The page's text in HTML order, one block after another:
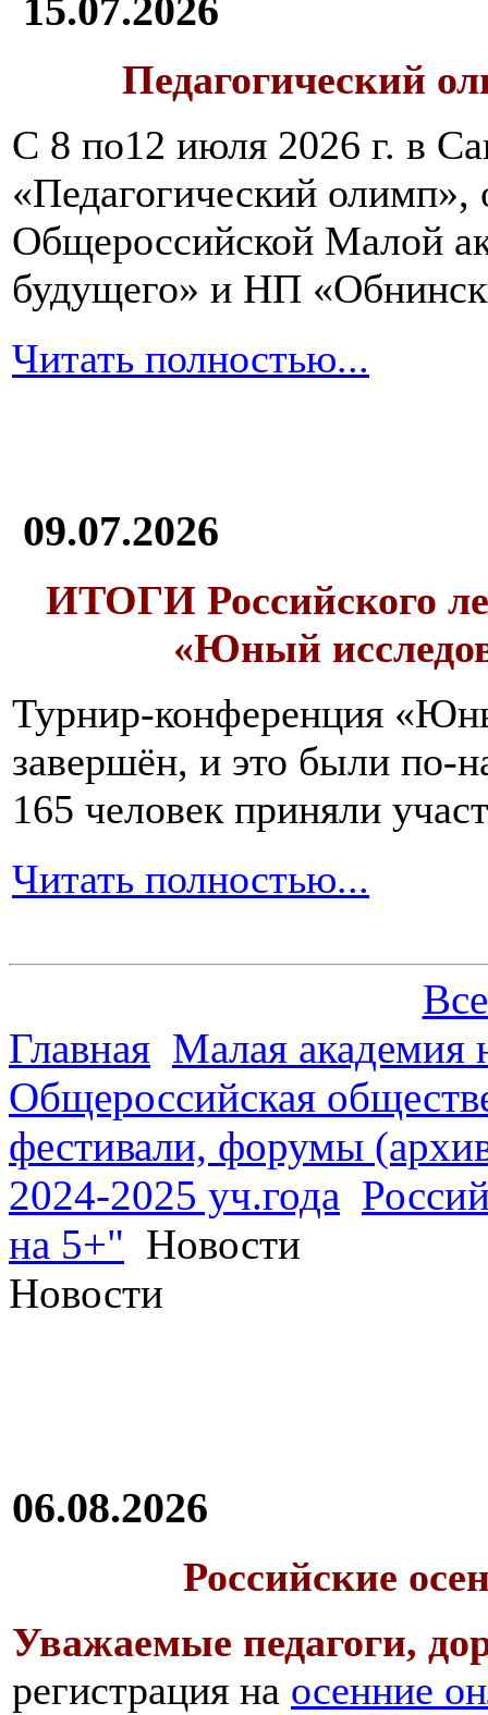
15.07.2026
Педагогический
С 8 по12 июля 2026 г. в
«Педагогический олимп»,
Общероссийской Малой
будущего» и НП
Читать полностью...
09.07.2026
ИТОГИ Российского
«Юный
Турнир-конференция
завершён, и это были по-
165 человек приняли
Читать полностью...
Главная Малая академия
Общероссийская
фестивали, форумы
2024-2025 уч.года
на 5+" Новости
Новости
06.08.2026
Российские
Уважаемые педагоги,
регистрация на осенние